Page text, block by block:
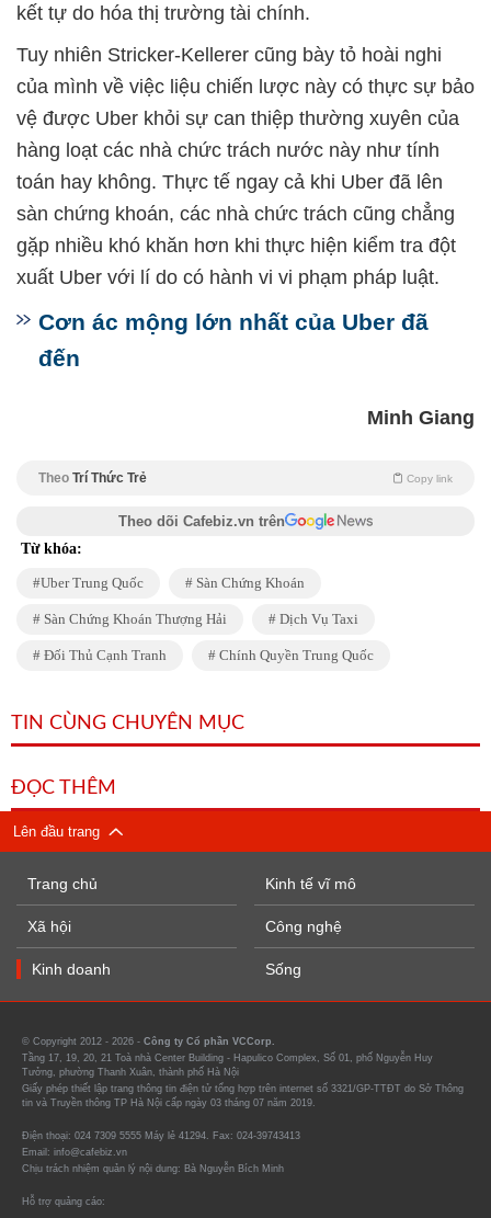
kết tự do hóa thị trường tài chính.
Tuy nhiên Stricker-Kellerer cũng bày tỏ hoài nghi
của mình về việc liệu chiến lược này có thực sự bảo
vệ được Uber khỏi sự can thiệp thường xuyên của
hàng loạt các nhà chức trách nước này như tính
toán hay không. Thực tế ngay cả khi Uber đã lên
sàn chứng khoán, các nhà chức trách cũng chẳng
gặp nhiều khó khăn hơn khi thực hiện kiểm tra đột
xuất Uber với lí do có hành vi vi phạm pháp luật.
Cơn ác mộng lớn nhất của Uber đã
đến
Minh Giang
Theo Trí Thức Trẻ Copy link
Theo dõi Cafebiz.vn trên
Từ khóa:
Uber Trung Quốc Sàn Chứng Khoán
Sàn Chứng Khoán Thượng Hải Dịch Vụ Taxi
Đối Thủ Cạnh Tranh Chính Quyền Trung Quốc
TIN CÙNG CHUYÊN MỤC
ĐỌC THÊM
Lên đầu trang
Trang chủ
Xã hội
Kinh doanh
Kinh tế vĩ mô
Công nghệ
Sống
© Copyright 2012 - 2026 - Công ty Cổ phần VCCorp.
Tầng 17, 19, 20, 21 Toà nhà Center Building - Hapulico Complex, Số 01, phố Nguyễn Huy
Tưởng, phường Thanh Xuân, thành phố Hà Nội
Giấy phép thiết lập trang thông tin điện tử tổng hợp trên internet số 3321/GP-TTĐT do Sở Thông
tin và Truyền thông TP Hà Nội cấp ngày 03 tháng 07 năm 2019.
Điện thoại: 024 7309 5555 Máy lẻ 41294. Fax: 024-39743413
Email: info@cafebiz.vn
Chịu trách nhiệm quản lý nội dung: Bà Nguyễn Bích Minh
Hỗ trợ quảng cáo: